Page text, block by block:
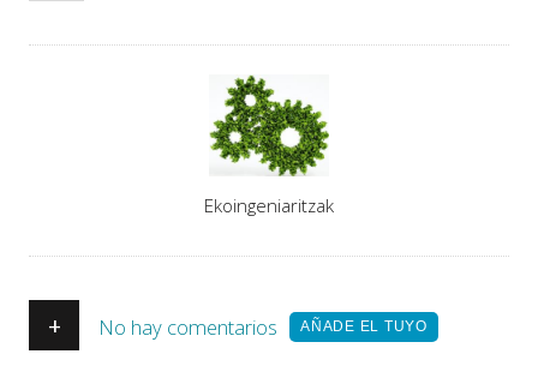
Ekoingeniaritzak
+ No hay comentarios AÑADE EL TUYO